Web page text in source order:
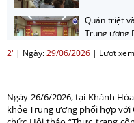
Quán triệt
Trung ương
Hướng
phòng bệnh
2' | Ngày:29/06/2026 | Lượt
Ngày 26/6/2026, tại Khánh
khỏe Trung ương phối hợp với